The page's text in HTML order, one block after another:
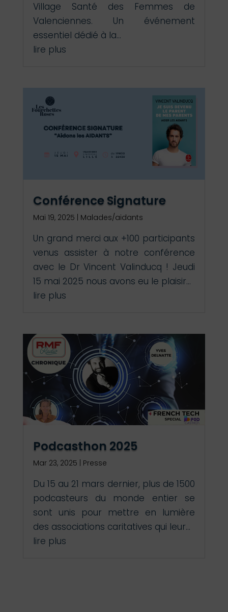
Village Santé des Femmes de
Valenciennes. Un événement
essentiel dédié à la...
lire plus
Conférence Signature
Mai 19, 2025 | Malades/aidants
Un grand merci aux +100 participants
venus assister à notre conférence
avec le Dr Vincent Valinducq ! Jeudi
15 mai 2025 nous avons eu le plaisir...
lire plus
Podcasthon 2025
Mar 23, 2025 | Presse
Du 15 au 21 mars dernier, plus de 1500
podcasteurs du monde entier se
sont unis pour mettre en lumière
des associations caritatives qui leur...
lire plus